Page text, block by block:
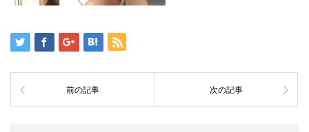
前の記事 次の記事